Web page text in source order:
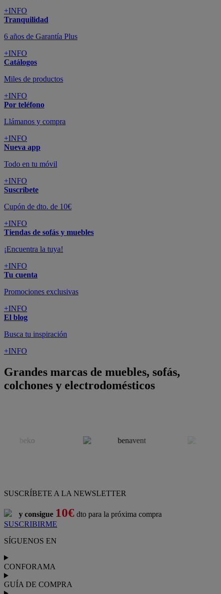
+INFO
Tranquilidad
6 años de Garantía Plus
+INFO
Catálogos
Miles de productos
+INFO
Por teléfono
Llámanos y compra
+INFO
Nueva app
Todo en tu móvil
+INFO
Suscríbete
Cupón de dto. de 10€
+INFO
Tiendas de sofás y muebles
¡Encuentra la tuya!
+INFO
Tu cuenta
Promociones exclusivas
+INFO
El blog
Busca tu inspiración
+INFO
Grandes marcas de muebles, sofás,
colchones y electrodomésticos
SUSCRÍBETE A LA NEWSLETTER
y consigue 10€ dto para la próxima compra
SUSCRIBIRME
SÍGUENOS EN
CONFORAMA
GUÍA DE COMPRA